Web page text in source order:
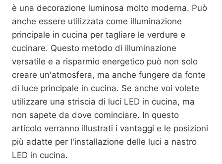
è una decorazione luminosa molto moderna. Può
anche essere utilizzata come illuminazione
principale in cucina per tagliare le verdure e
cucinare. Questo metodo di illuminazione
versatile e a risparmio energetico può non solo
creare un'atmosfera, ma anche fungere da fonte
di luce principale in cucina. Se anche voi volete
utilizzare una striscia di luci LED in cucina, ma
non sapete da dove cominciare. In questo
articolo verranno illustrati i vantaggi e le posizioni
più adatte per l'installazione delle luci a nastro
LED in cucina.